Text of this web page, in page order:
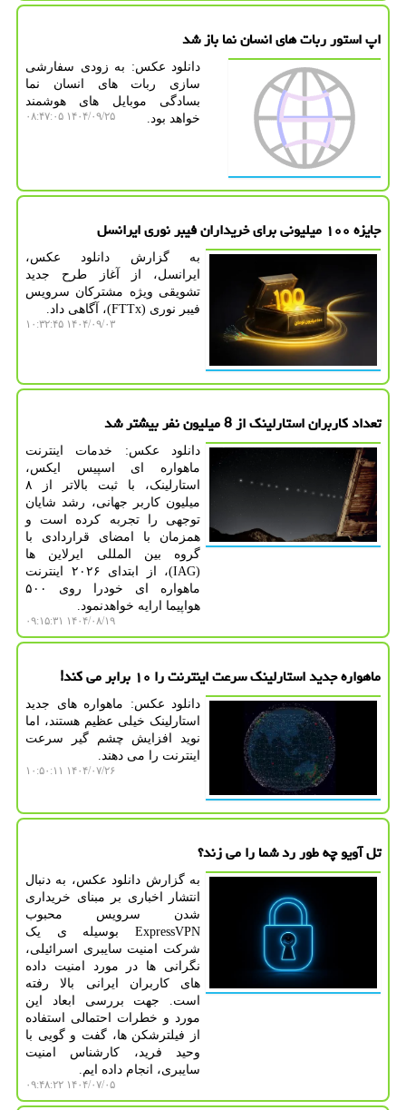
اپ استور ربات های انسان نما باز شد
دانلود عکس: به زودی سفارشی
سازی ربات های انسان نما
بسادگی موبایل های هوشمند
خواهد بود.
۱۴۰۴/۰۹/۲۵ ۰۸:۴۷:۰۵
جایزه ۱۰۰ میلیونی برای خریداران فیبر نوری ایرانسل
به گزارش دانلود عکس،
ایرانسل، از آغاز طرح جدید
تشویقی ویژه مشترکان سرویس
فیبر نوری (FTTx)، آگاهی داد.
۱۴۰۴/۰۹/۰۳ ۱۰:۳۲:۴۵
تعداد کاربران استارلینک از 8 میلیون نفر بیشتر شد
دانلود عکس: خدمات اینترنت
ماهواره ای اسپیس ایکس،
استارلینک، با ثبت بالاتر از ۸
میلیون کاربر جهانی، رشد شایان
توجهی را تجربه کرده است و
همزمان با امضای قراردادی با
گروه بین المللی ایرلاین ها
(IAG)، از ابتدای ۲۰۲۶ اینترنت
ماهواره ای خودرا روی ۵۰۰
هواپیما ارایه خواهدنمود.
۱۴۰۴/۰۸/۱۹ ۰۹:۱۵:۳۱
ماهواره جدید استارلینک سرعت اینترنت را ۱۰ برابر می کند!
دانلود عکس: ماهواره های جدید
استارلینک خیلی عظیم هستند، اما
نوید افزایش چشم گیر سرعت
اینترنت را می دهند.
۱۴۰۴/۰۷/۲۶ ۱۰:۵۰:۱۱
تل آویو چه طور رد شما را می زند؟
به گزارش دانلود عکس، به دنبال
انتشار اخباری بر مبنای خریداری
شدن سرویس محبوب
ExpressVPN بوسیله ی یک
شرکت امنیت سایبری اسرائیلی،
نگرانی ها در مورد امنیت داده
های کاربران ایرانی بالا رفته
است. جهت بررسی ابعاد این
مورد و خطرات احتمالی استفاده
از فیلترشکن ها، گفت و گویی با
وحید فرید، کارشناس امنیت
سایبری، انجام داده ایم.
۱۴۰۴/۰۷/۰۵ ۰۹:۴۸:۲۲